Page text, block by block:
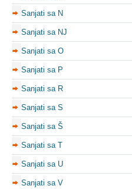
Sanjati sa N
Sanjati sa NJ
Sanjati sa O
Sanjati sa P
Sanjati sa R
Sanjati sa S
Sanjati sa Š
Sanjati sa T
Sanjati sa U
Sanjati sa V